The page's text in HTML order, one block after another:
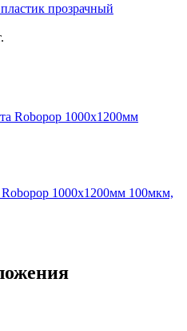
прозрачный
1000х1200мм 100мкм,